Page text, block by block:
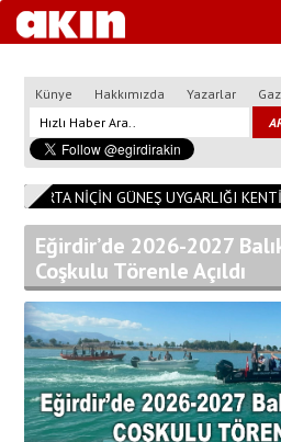
Künye Hakkımızda Yazarlar
NİÇİN GÜNEŞ UYGARLIĞI KENTİ
Eğirdir’de 2026-2027
Coşkulu Törenle Açıldı